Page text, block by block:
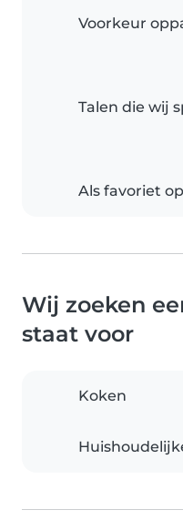
Voorkeur
Talen die wij
Als favoriet
Wij zoeken
staat voor
Koken